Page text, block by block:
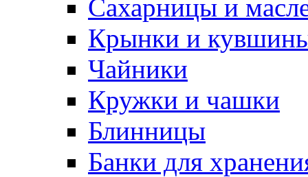
Сахарницы и
Крынки и
Чайники
Кружки и чашки
Блинницы
Банки для